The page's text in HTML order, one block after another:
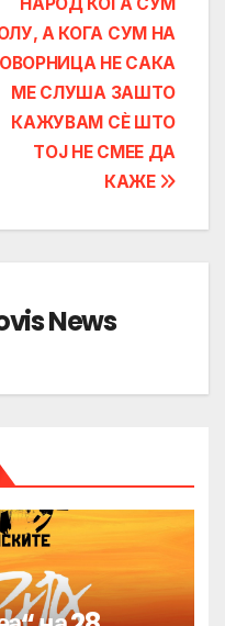
А КОГА СУМ НА
НЕ САКА
МЕ СЛУША ЗАШТО
КАЖУВАМ СÈ ШТО
ТОЈ НЕ СМЕЕ ДА
КАЖЕ
News